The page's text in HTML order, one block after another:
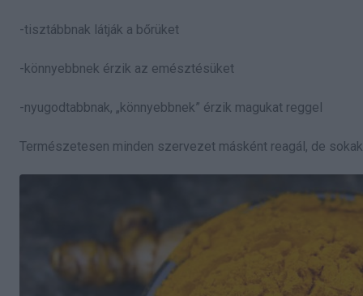
-tisztábbnak látják a bőrüket
-könnyebbnek érzik az emésztésüket
-nyugodtabbnak, „könnyebbnek” érzik magukat reggel
Természetesen minden szervezet másként reagál, de